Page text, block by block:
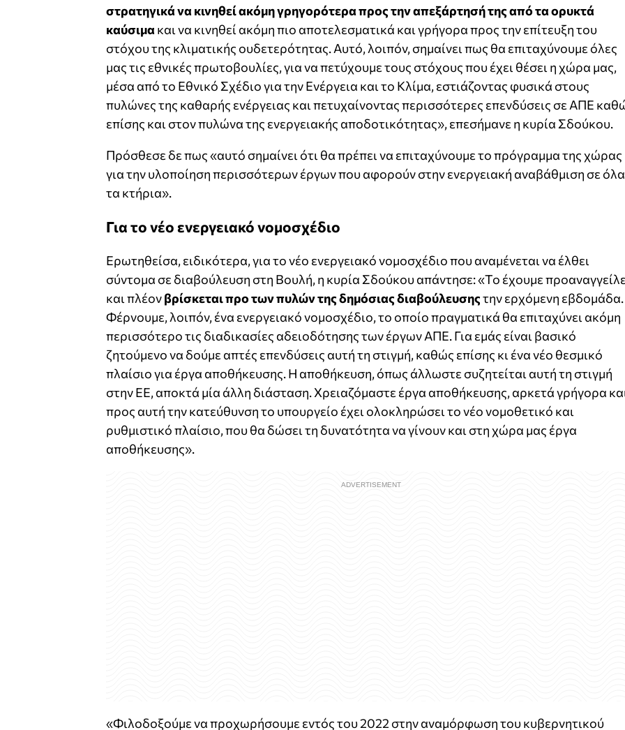
στρατηγικά να κινηθεί ακόμη γρηγορότερα προς την απεξάρτησή της από τα ορυκτά
καύσιμα και να κινηθεί ακόμη πιο αποτελεσματικά και γρήγορα προς την επίτευξη του
στόχου της κλιματικής ουδετερότητας. Αυτό, λοιπόν, σημαίνει πως θα επιταχύνουμε όλες
μας τις εθνικές πρωτοβουλίες, για να πετύχουμε τους στόχους που έχει θέσει η χώρα μας,
μέσα από το Εθνικό Σχέδιο για την Ενέργεια και το Κλίμα, εστιάζοντας φυσικά στους
πυλώνες της καθαρής ενέργειας και πετυχαίνοντας περισσότερες επενδύσεις σε ΑΠΕ
επίσης και στον πυλώνα της ενεργειακής αποδοτικότητας», επεσήμανε η κυρία Σδούκου.
Πρόσθεσε δε πως «αυτό σημαίνει ότι θα πρέπει να επιταχύνουμε το πρόγραμμα της χώρας
για την υλοποίηση περισσότερων έργων που αφορούν στην ενεργειακή αναβάθμιση σε όλα
τα κτήρια».
Για το νέο ενεργειακό νομοσχέδιο
Ερωτηθείσα, ειδικότερα, για το νέο ενεργειακό νομοσχέδιο που αναμένεται να έλθει
σύντομα σε διαβούλευση στη Βουλή, η κυρία Σδούκου απάντησε: «Το έχουμε
και πλέονβρίσκεται προ των πυλών της δημόσιας διαβούλευσηςτην ερχόμενη εβδομάδα.
Φέρνουμε, λοιπόν, ένα ενεργειακό νομοσχέδιο, το οποίο πραγματικά θα επιταχύνει ακόμη
περισσότερο τις διαδικασίες αδειοδότησης των έργων ΑΠΕ. Για εμάς είναι βασικό
ζητούμενο να δούμε απτές επενδύσεις αυτή τη στιγμή, καθώς επίσης κι ένα νέο θεσμικό
πλαίσιο για έργα αποθήκευσης. Η αποθήκευση, όπως άλλωστε συζητείται αυτή τη στιγμή
στην ΕΕ, αποκτά μία άλλη διάσταση. Χρειαζόμαστε έργα αποθήκευσης, αρκετά γρήγορα
προς αυτή την κατεύθυνση το υπουργείο έχει ολοκληρώσει το νέο νομοθετικό και
ρυθμιστικό πλαίσιο, που θα δώσει τη δυνατότητα να γίνουν και στη χώρα μας έργα
αποθήκευσης».
«Φιλοδοξούμε να προχωρήσουμε εντός του 2022 στην αναμόρφωση του κυβερνητικού